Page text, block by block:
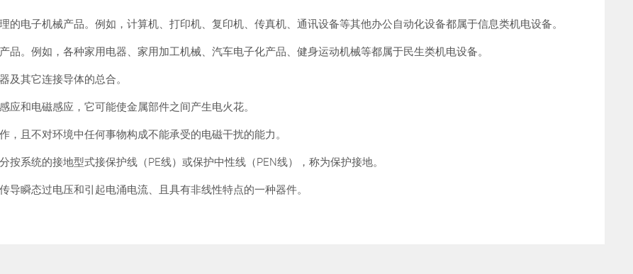
的电子机械产品。例如，计算机、打印机、复印机、传真机、通讯设备等其他办公自动化设备都属于信息类机电设备。
品。例如，各种家用电器、家用加工机械、汽车电子化产品、健身运动机械等都属于民生类机电设备。
及其它连接导体的总合。
和电磁感应，它可能使金属部件之间产生电火花。
且不对环境中任何事物构成不能承受的电磁干扰的能力。
系统的接地型式接保护线（PE线）或保护中性线（PEN线），称为保护接地。
瞬态过电压和引起电涌电流、且具有非线性特点的一种器件。